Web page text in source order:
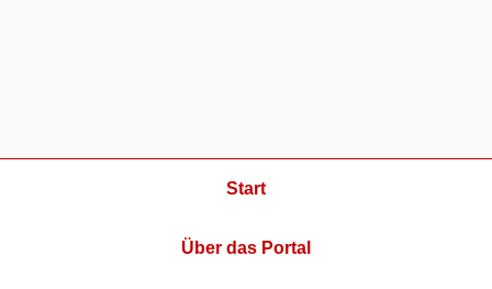
Start
Über das Portal